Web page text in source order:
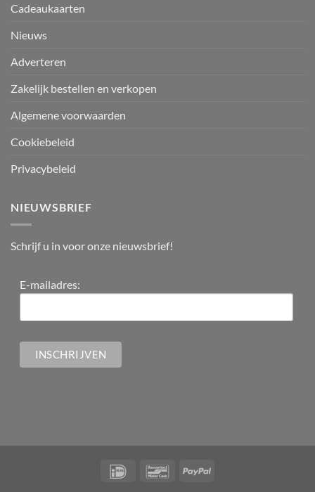
Cadeaukaarten
Nieuws
Adverteren
Zakelijk bestellen en verkopen
Algemene voorwaarden
Cookiebeleid
Privacybeleid
NIEUWSBRIEF
Schrijf u in voor onze nieuwsbrief!
E-mailadres: